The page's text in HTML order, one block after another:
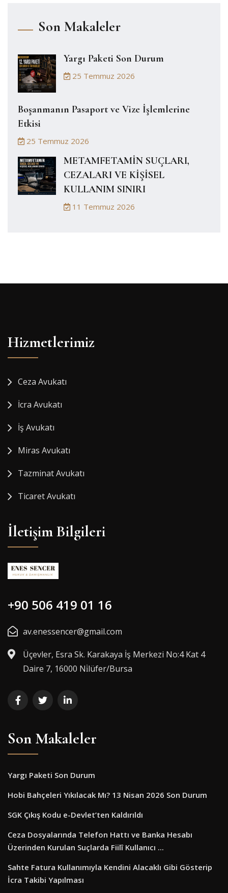
Son Makaleler
Yargı Paketi Son Durum
25 Temmuz 2026
Boşanmanın Pasaport ve Vize İşlemlerine
Etkisi
25 Temmuz 2026
METAMFETAMİN SUÇLARI,
CEZALARI VE KİŞİSEL
KULLANIM SINIRI
11 Temmuz 2026
Hizmetlerimiz
Ceza Avukatı
İcra Avukatı
İş Avukatı
Miras Avukatı
Tazminat Avukatı
Ticaret Avukatı
İletişim Bilgileri
+90 506 419 01 16
av.enessencer@gmail.com
Üçevler, Esra Sk. Karakaya İş Merkezi No:4 Kat 4
Daire 7, 16000 Ni̇lüfer/Bursa
Son Makaleler
Yargı Paketi Son Durum
Hobi Bahçeleri Yıkılacak Mı? 13 Nisan 2026 Son Durum
SGK Çıkış Kodu e-Devlet’ten Kaldırıldı
Ceza Dosyalarında Telefon Hattı ve Banka Hesabı
Üzerinden Kurulan Suçlarda Fiilî Kullanıcı ...
Sahte Fatura Kullanımıyla Kendini Alacaklı Gibi Gösterip
İcra Takibi Yapılması